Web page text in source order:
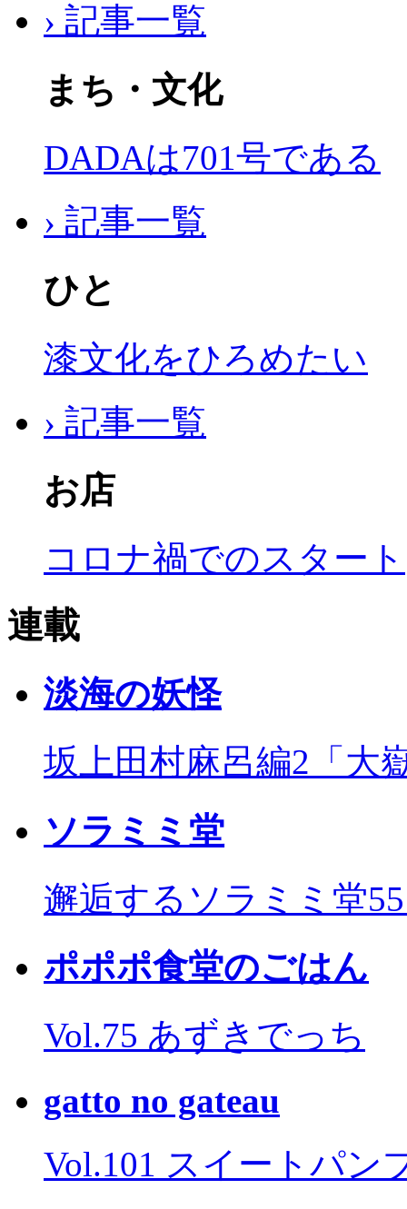
› 記事一覧
まち・文化
DADAは701号である
› 記事一覧
ひと
漆文化をひろめたい
› 記事一覧
お店
コロナ禍でのスタート
連載
淡海の妖怪
坂上田村麻呂編2「大
ソラミミ堂
邂逅するソラミミ堂
ポポポ食堂のごはん
Vol.75 あずきでっち
gatto no gateau
Vol.101 スイートパン